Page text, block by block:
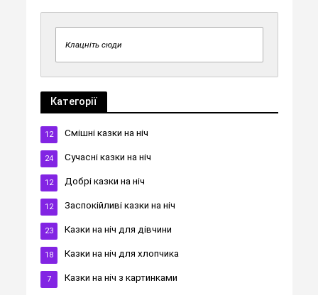
Клацніть сюди
Категорії
Cмішні казки на ніч
12
Cучасні казки на ніч
24
Добрі казки на ніч
12
Заспокійливі казки на ніч
12
Казки на ніч для дівчини
23
Казки на ніч для хлопчика
18
Казки на ніч з картинками
7